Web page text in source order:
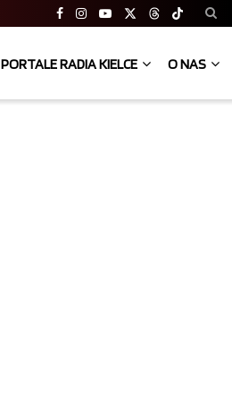
PORTALE RADIA KIELCE O NAS